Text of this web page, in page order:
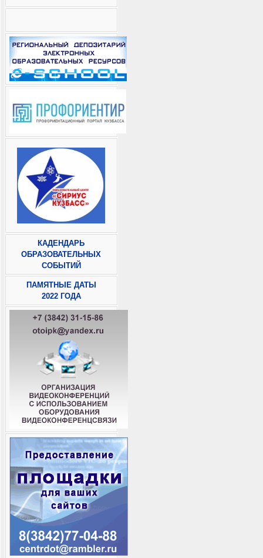
КАДЕНДАРЬ
ОБРАЗОВАТЕЛЬНЫХ
СОБЫТИЙ
ПАМЯТНЫЕ ДАТЫ
2022 ГОДА